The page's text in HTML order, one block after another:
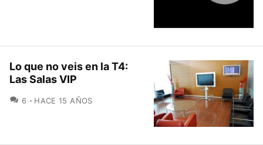
Lo que no veis en la T4:
Las Salas VIP
6 COMENTARIOS
HACE 15 AÑOS